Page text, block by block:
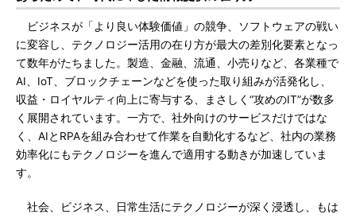
ビジネスが「より良い体験価値」の競争、ソフトウェアの戦い
に変容し、テクノロジー活用の在り方が最大の差別化要素となっ
て数年がたちました。製造、金融、流通、小売りなど、各業種で
AI、IoT、ブロックチェーンなどを使った取り組みが活発化し、
収益・ロイヤルティ向上に寄与する、まさしく“攻めのIT”が数多
く展開されています。一方で、社外向けのサービスだけではな
く、AIとRPAを組み合わせて作業を自動化するなど、社内の業務
効率化にもテクノロジーを進んで適用する動きが加速していま
す。
社会、ビジネス、日常生活にテクノロジーが深く浸透し、もは